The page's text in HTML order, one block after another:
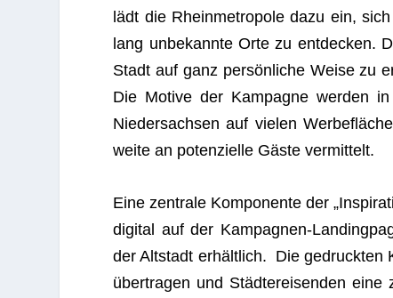
lädt die Rhein­me­tro­pole dazu ein,
lang unbe­kannte Orte zu ent­de­cken.
Stadt auf ganz per­sön­li­che Weise zu
Die Motive der Kam­pa­gne wer­den
Nie­der­sach­sen auf vie­len
weite an poten­zi­elle Gäste vermittelt.
Eine zen­trale Kom­po­nente der
digi­tal auf der Kam­pa­gnen-
der Alt­stadt erhält­lich. Die gedruck­ten
über­tra­gen und Städ­te­rei­sen­den